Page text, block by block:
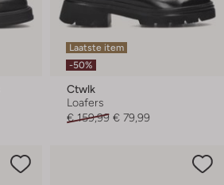
Laatste item
-50%
Ctwlk
Loafers
€ 159,99 € 79,99